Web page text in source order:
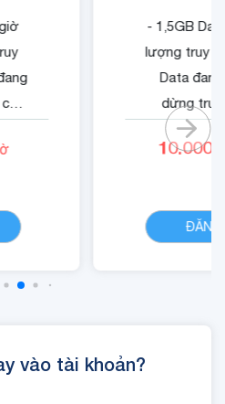
- 1,5GB
lượng truy
Data
dừng truy
không
- Quyền lợi
10.000
ĐĂNG
vào tài khoản?